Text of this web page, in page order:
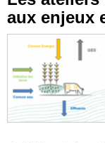
aux enjeux